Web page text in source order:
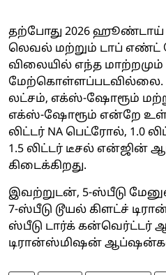
தற்போது 2026 ஹூண்டாய்
லெவல் மற்றும் டாப் எண்ட்
விலையில் எந்த மாற்றமும்
மேற்கொள்ளப்படவில்லை.
லட்சம், எக்ஸ்-ஷோரூம்
எக்ஸ்-ஷோரூம் என்றே
லிட்டர் NA பெட்ரோல், 1.0
1.5 லிட்டர் டீசல் என்ஜின்
கிடைக்கிறது.
இவற்றுடன், 5-ஸ்பீடு
7-ஸ்பீடு டூயல் கிளட்ச்
ஸ்பீடு டார்க் கன்வெர்ட்டர்
டிரான்ஸ்மிஷன்